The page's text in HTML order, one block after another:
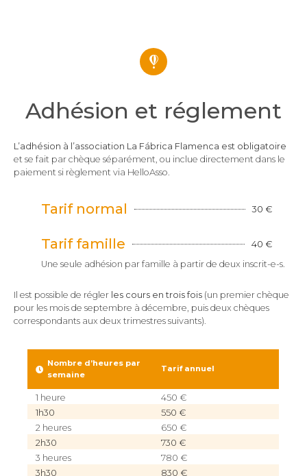
Adhésion et réglement
L’adhésion à l’association La Fábrica Flamenca est obligatoire
et se fait par chèque séparément, ou inclue directement dans le
paiement si règlement via HelloAsso.
Tarif normal 30 €
Tarif famille
40 €
Une seule adhésion par famille à partir de deux inscrit-e-s.
Il est possible de régler les cours en trois fois (un premier chèque
pour les mois de septembre à décembre, puis deux chèques
correspondants aux deux trimestres suivants).
Nombre d’heures par
semaine
Tarif annuel
1 heure
450 €
1h30
550 €
2 heures
650 €
2h30
730 €
3 heures
780 €
3h30
830 €